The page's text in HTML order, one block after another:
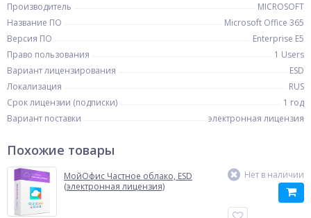
Производитель
MICROSOFT
Название ПО
Microsoft Office 365
Версия ПО
Enterprise E5
Право пользования
1 Users
Вариант лицензирования
ESD
Локализация
RUS
Срок лицензии (подписки)
1 год
Вариант поставки
электронная лицензия
Похожие товары
МойОфис Частное облако, ESD
(электронная лицензия)
Нет в наличии